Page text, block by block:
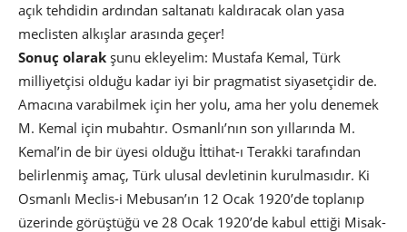
açık tehdidin ardından saltanatı kaldıracak olan yasa
meclisten alkışlar arasında geçer!
Sonuç olarak şunu ekleyelim: Mustafa Kemal, Türk
milliyetçisi olduğu kadar iyi bir pragmatist siyasetçidir de.
Amacına varabilmek için her yolu, ama her yolu denemek
M. Kemal için mubahtır. Osmanlı’nın son yıllarında M.
Kemal’in de bir üyesi olduğu İttihat-ı Terakki tarafından
belirlenmiş amaç, Türk ulusal devletinin kurulmasıdır. Ki
Osmanlı Meclis-i Mebusan’ın 12 Ocak 1920’de toplanıp
üzerinde görüştüğü ve 28 Ocak 1920’de kabul ettiği Misak-